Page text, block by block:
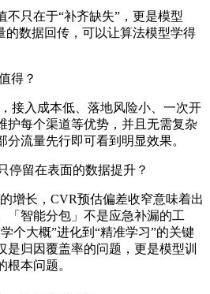
不只在于“补齐缺失”，更是模型
的数据回传，可以让算法模型学得
得？
接入成本低、落地风险小、一次开
护每个渠道等优势，并且无需复杂
分流量先行即可看到明显效果。
停留在表面的数据提升？
增长，CVR预估偏差收窄意味着出
「智能分包」不是应急补漏的工
个大概”进化到“精准学习”的关键
是归因覆盖率的问题，更是模型训
根本问题。